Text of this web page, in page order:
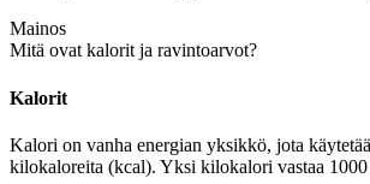
Mainos
Mitä ovat kalorit ja ravintoarvot?
Kalorit
Kalori on vanha energian yksikkö, jota
kilokaloreita (kcal). Yksi kilokalori vastaa